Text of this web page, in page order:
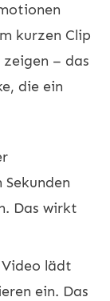
kurzen Clip
– das
die ein
Das wirkt
lädt
ein. Das